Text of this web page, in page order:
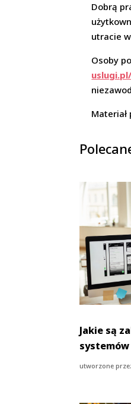
Dobrą
utracie
Osoby
Materiał
Jakie są
systemów
utworzone